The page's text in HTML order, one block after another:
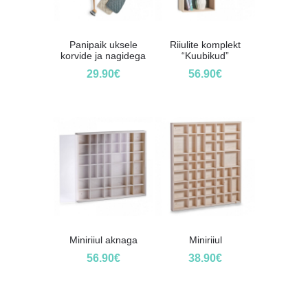
Panipaik uksele
korvide ja nagidega
29.90€
Riiulite komplekt
“Kuubikud”
56.90€
Miniriiul aknaga
56.90€
Miniriiul
38.90€